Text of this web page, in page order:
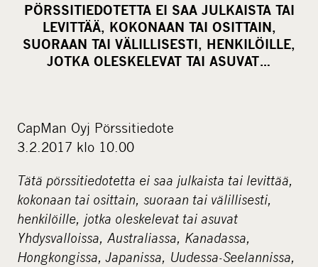
e
o
n
s
i
a
m
e
d
i
a
PÖRSSITIEDOTETTA EI SAA JULKAISTA TAI
LEVITTÄÄ, KOKONAAN TAI OSITTAIN,
SUORAAN TAI VÄLILLISESTI, HENKILÖILLE,
JOTKA OLESKELEVAT TAI ASUVAT…
CapMan Oyj Pörssitiedote
3.2.2017 klo 10.00
Tätä pörssitiedotetta ei saa julkaista tai levittää,
kokonaan tai osittain, suoraan tai välillisesti,
henkilöille, jotka oleskelevat tai asuvat
Yhdysvalloissa, Australiassa, Kanadassa,
Hongkongissa, Japanissa, Uudessa-Seelannissa,